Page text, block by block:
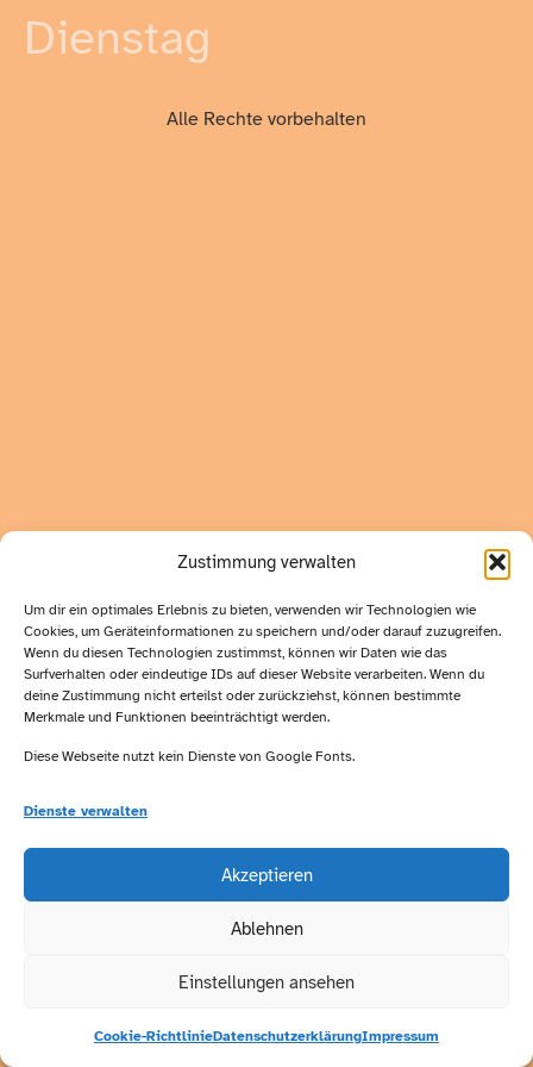
Zustimmung verwalten
Um dir ein optimales Erlebnis zu bieten, verwenden wir Technologien wie
Cookies, um Geräteinformationen zu speichern und/oder darauf zuzugreifen.
Wenn du diesen Technologien zustimmst, können wir Daten wie das
Surfverhalten oder eindeutige IDs auf dieser Website verarbeiten. Wenn du
deine Zustimmung nicht erteilst oder zurückziehst, können bestimmte
Merkmale und Funktionen beeinträchtigt werden.
Diese Webseite nutzt kein Dienste von Google Fonts.
Dienste verwalten
Akzeptieren
Ablehnen
Einstellungen ansehen
Cookie-RichtlinieDatenschutzerklärungImpressum
Dienstag
Alle Rechte vorbehalten